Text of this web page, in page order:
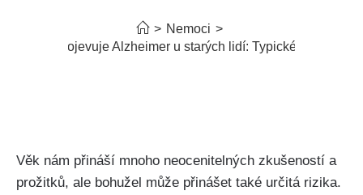
> Nemoci >
Jak se projevuje Alzheimer u starých lidí: Typické příznaky
Věk nám přináší mnoho neocenitelných zkušeností a
prožitků, ale bohužel může přinášet také určitá rizika.